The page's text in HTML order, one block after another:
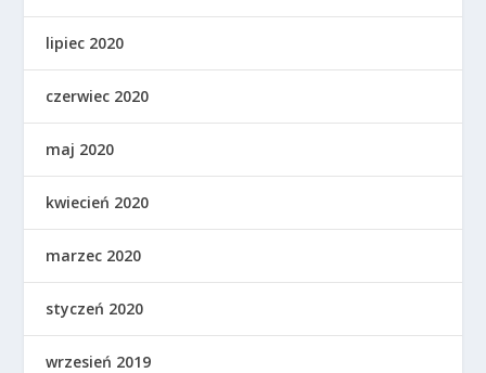
lipiec 2020
czerwiec 2020
maj 2020
kwiecień 2020
marzec 2020
styczeń 2020
wrzesień 2019